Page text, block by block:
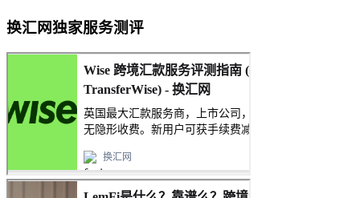
换汇网独家服务测评